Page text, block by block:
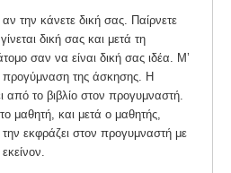
αν την κάνετε δική σας. Παίρνετε
δική σας και μετά τη
σαν να είναι δική σας ιδέα. Μ’
προγύμναση της άσκησης. Η
από το βιβλίο στον προγυμναστή.
μαθητή, και μετά ο μαθητής,
εκφράζει στον προγυμναστή με